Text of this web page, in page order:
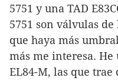
5751 y una TAD
5751 son válvulas
que haya más
más me interesa. He
EL84-M, las que trae